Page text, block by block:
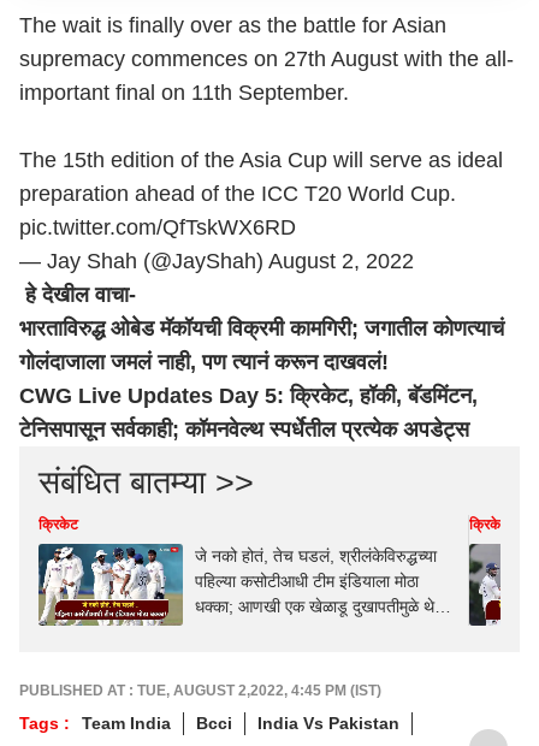
The wait is finally over as the battle for Asian
supremacy commences on 27th August with the all-
important final on 11th September.
The 15th edition of the Asia Cup will serve as ideal
preparation ahead of the ICC T20 World Cup.
pic.twitter.com/QfTskWX6RD
— Jay Shah (@JayShah) August 2, 2022
हे देखील वाचा-
भारताविरुद्ध ओबेड मॅकॉयची विक्रमी कामगिरी; जगातील कोणत्याचं
गोलंदाजाला जमलं नाही, पण त्यानं करून दाखवलं!
CWG Live Updates Day 5: क्रिकेट, हॉकी, बॅडमिंटन,
टेनिसपासून सर्वकाही; कॉमनवेल्थ स्पर्धेतील प्रत्येक अपडेट्स
संबंधित बातम्या >>
क्रिकेट
जे नको होतं, तेच घडलं, श्रीलंकेविरुद्धच्या
पहिल्या कसोटीआधी टीम इंडियाला मोठा
धक्का; आणखी एक खेळाडू दुखापतीमुळे थेट
क्रिकेट
PUBLISHED AT : TUE, AUGUST 2,2022, 4:45 PM (IST)
Tags : Team India Bcci
India Vs Pakistan